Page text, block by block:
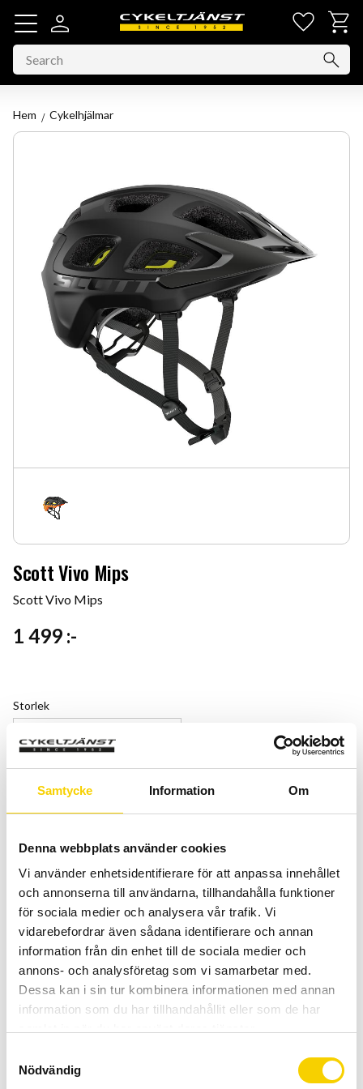
Samtycke Information Om
Denna webbplats använder cookies
Vi använder enhetsidentifierare för att anpassa innehållet
och annonserna till användarna, tillhandahålla funktioner
för sociala medier och analysera vår trafik. Vi
vidarebefordrar även sådana identifierare och annan
information från din enhet till de sociala medier och
annons- och analysföretag som vi samarbetar med.
Dessa kan i sin tur kombinera informationen med annan
information som du har tillhandahållit eller som de har
Nödvändig
Menu
Basket
Hem Cykelhjälmar
Scott Vivo Mips
Scott Vivo Mips
1 499 :-
Storlek
Färg
Quantity
+
-
BUY
Certifierad cykelservice & Shimano Service Center
Allt inom cykel på ett ställe
Kunnig personal och hög kundnöjdhet
1 pc. in stock
Article SKU
2752026524006